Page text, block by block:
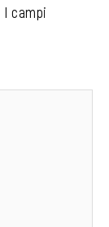
I campi